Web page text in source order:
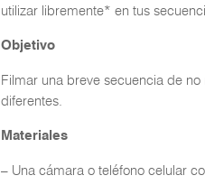
utilizar libremente* en tus
Objetivo
Filmar una breve secuencia de
diferentes.
Materiales
– Una cámara o teléfono celular